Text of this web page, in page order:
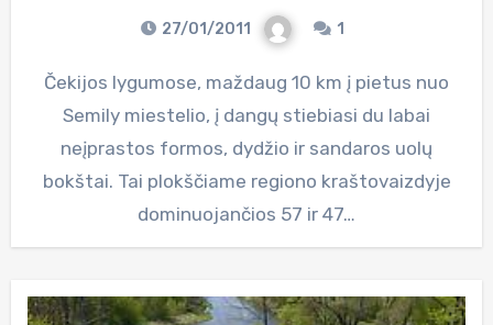
27/01/2011 1
Čekijos lygumose, maždaug 10 km į pietus nuo
Semily miestelio, į dangų stiebiasi du labai
neįprastos formos, dydžio ir sandaros uolų
bokštai. Tai plokščiame regiono kraštovaizdyje
dominuojančios 57 ir 47…